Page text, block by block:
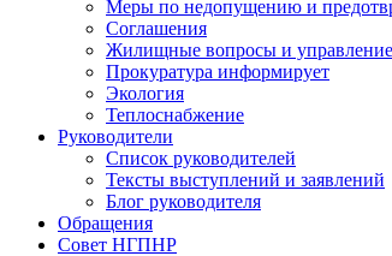
Меры по недопущению и
Соглашения
Жилищные вопросы и
Прокуратура информирует
Экология
Теплоснабжение
Руководители
Список руководителей
Тексты выступлений и заявлений
Блог руководителя
Обращения
Совет НГПНР